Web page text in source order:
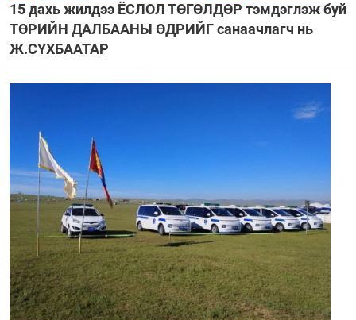
15 дахь жилдээ ЁСЛОЛ ТӨГӨЛДӨР тэмдэглэж буй
ТӨРИЙН ДАЛБААНЫ ӨДРИЙГ санаачлагч нь
Ж.СҮХБААТАР